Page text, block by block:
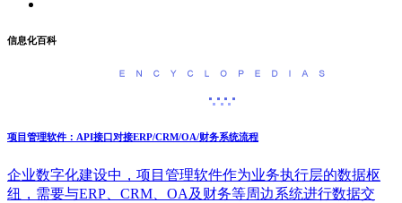
信息化百科
项目管理软件：API接口对接ERP/CRM/OA/财务系统流程
企业数字化建设中，项目管理软件作为业务执行层的数据枢
纽，需要与ERP、CRM、OA及财务等周边系统进行数据交